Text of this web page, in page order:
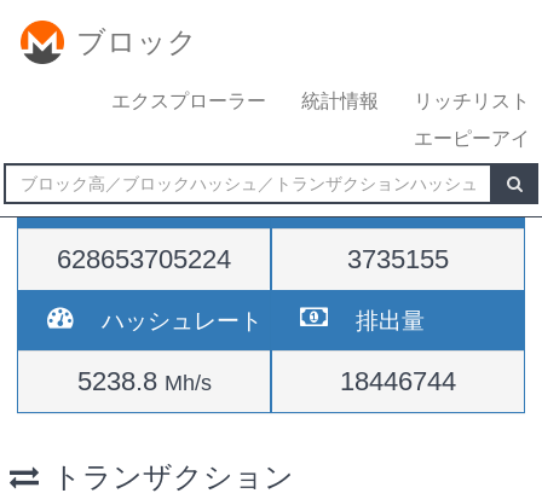
ブロック
エクスプローラー 統計情報
リッチリスト
エーピーアイ
難易度
628653705224
高さ
3735155
ハッシュレート
5238.8 Mh/s
排出量
18446744
トランザクション